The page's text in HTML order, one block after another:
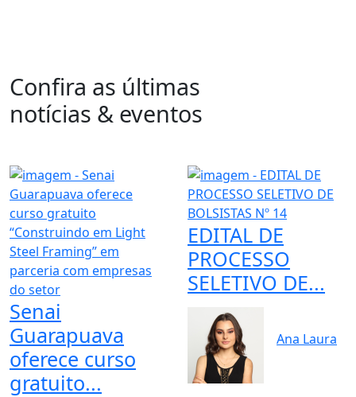
Confira as últimas
notícias & eventos
Senai
Guarapuava
oferece curso
gratuito...
EDITAL DE
PROCESSO
SELETIVO DE...
Ana Laura